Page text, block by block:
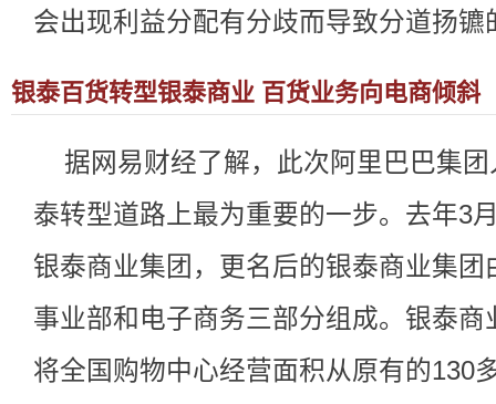
会出现利益分配有分歧而导致分道扬镳
银泰百货转型银泰商业 百货业务向电商倾斜
据网易财经了解，此次阿里巴巴集
泰转型道路上最为重要的一步。去年3
银泰商业集团，更名后的银泰商业集
事业部和电子商务三部分组成。银泰
将全国购物中心经营面积从原有的130